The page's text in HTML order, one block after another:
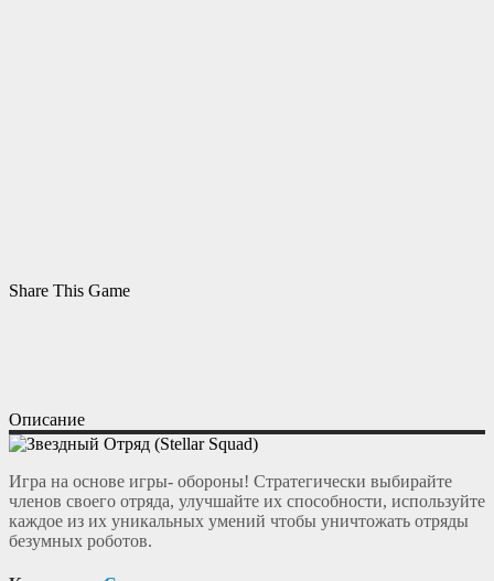
Share This Game
Описание
Игра на основе игры- обороны! Стратегически выбирайте
членов своего отряда, улучшайте их способности, используйте
каждое из их уникальных умений чтобы уничтожать отряды
безумных роботов.